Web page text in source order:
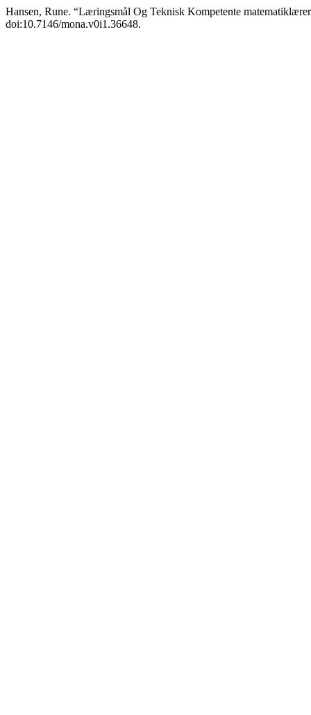
Hansen, Rune. “Læringsmål Og Teknisk Kompetente
doi:10.7146/mona.v0i1.36648.